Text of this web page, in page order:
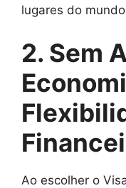
lugares do
2. Sem
Ao escolher o